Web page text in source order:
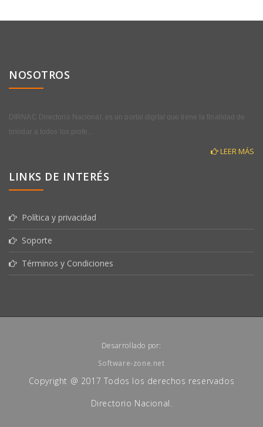
NOSOTROS
DIRNAC Directorio Nacional, es un portal digital que tiene la finalidad de
brindar a todos los profe...
LEER MÁS
LINKS DE INTERÉS
Política y privacidad
Soporte
Términos y Condiciones
Desarrollado por:
Software-zone.net
Copyright @ 2017 Todos los derechos reservados
Directorio Nacional.